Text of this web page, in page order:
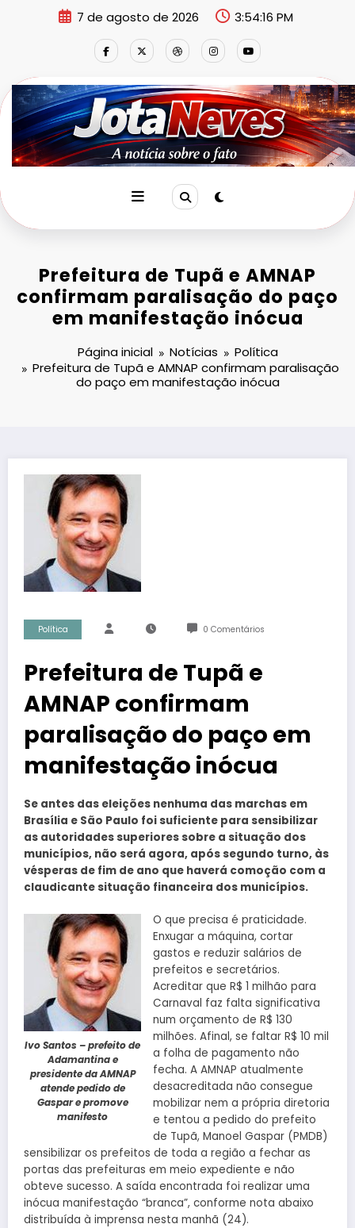
7 de agosto de 2026 3:54:16 PM
Prefeitura de Tupã e AMNAP
confirmam paralisação do paço
em manifestação inócua
Página inicial Notícias
Política
Prefeitura de Tupã e AMNAP confirmam paralisação
do paço em manifestação inócua
Política 0 Comentários
Prefeitura de Tupã e
AMNAP confirmam
paralisação do paço em
manifestação inócua
Se antes das eleições nenhuma das marchas em
Brasília e São Paulo foi suficiente para sensibilizar
as autoridades superiores sobre a situação dos
municípios, não será agora, após segundo turno, às
vésperas de fim de ano que haverá comoção com a
claudicante situação financeira dos municípios.
Ivo Santos – prefeito de
Adamantina e
presidente da AMNAP
atende pedido de
Gaspar e promove
manifesto
O que precisa é praticidade.
Enxugar a máquina, cortar
gastos e reduzir salários de
prefeitos e secretários.
Acreditar que R$ 1 milhão para
Carnaval faz falta significativa
num orçamento de R$ 130
milhões. Afinal, se faltar R$ 10 mil
a folha de pagamento não
fecha. A AMNAP atualmente
desacreditada não consegue
mobilizar nem a própria diretoria
e tentou a pedido do prefeito
de Tupã, Manoel Gaspar (PMDB)
sensibilizar os prefeitos de toda a região a fechar as
portas das prefeituras em meio expediente e não
obteve sucesso. A saída encontrada foi realizar uma
inócua manifestação “branca”, conforme nota abaixo
distribuída à imprensa nesta manhã (24).